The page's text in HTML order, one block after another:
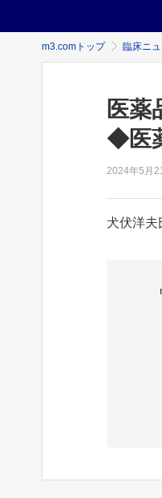
m3.comトップ 臨床ニ
医薬
◆医
2024年5月
犬伏洋夫